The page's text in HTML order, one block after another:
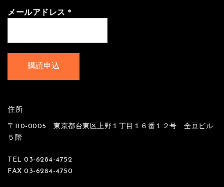
メールアドレス *
住所
〒110-0005 東京都台東区上野１丁目１６番１２号 全豆ビル
５階
TEL 03-6284-4752
FAX 03-6284-4750